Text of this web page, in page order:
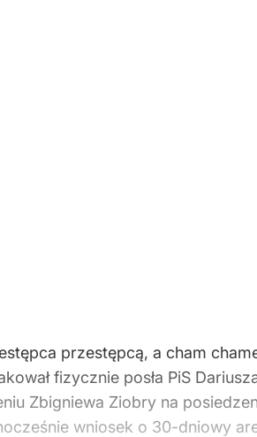
przestępcą, a cham
fizycznie posła PiS
Zbigniewa Ziobry na
wniosek o 30-dniowy